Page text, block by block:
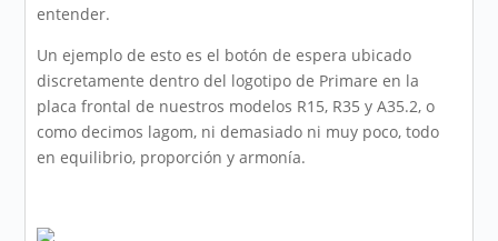
entender.
Un ejemplo de esto es el botón de espera ubicado
discretamente dentro del logotipo de Primare en la
placa frontal de nuestros modelos R15, R35 y A35.2, o
como decimos lagom, ni demasiado ni muy poco, todo
en equilibrio, proporción y armonía.